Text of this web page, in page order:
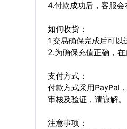
4.付款成功后，客服
如何收货：
1.交易确保完成后可以
2.为确保充值正确，
支付方式：
付款方式采用PayPal
审核及验证，请谅解。
注意事项：